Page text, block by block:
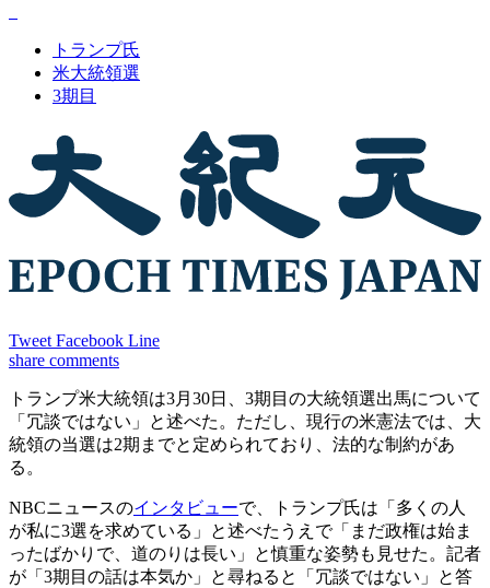
トランプ氏
米大統領選
3期目
Tweet Facebook Line
share comments
トランプ米大統領は3月30日、3期目の大統領選出馬について
「冗談ではない」と述べた。ただし、現行の米憲法では、大
統領の当選は2期までと定められており、法的な制約があ
る。
NBCニュースのインタビューで、トランプ氏は「多くの人
が私に3選を求めている」と述べたうえで「まだ政権は始ま
ったばかりで、道のりは長い」と慎重な姿勢も見せた。記者
が「3期目の話は本気か」と尋ねると「冗談ではない」と答